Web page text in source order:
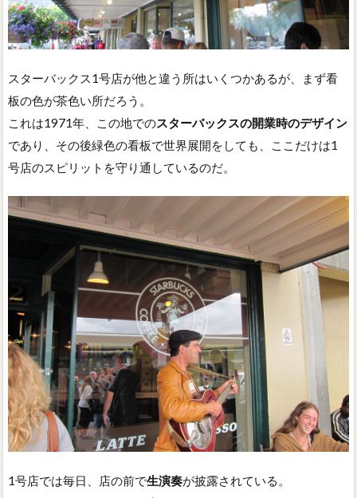
スターバックス1号店が他と違う所はいくつかあるが、まず看
板の色が茶色い所だろう。
これは1971年、この地でのスターバックスの開業時のデザイン
であり、その後緑色の看板で世界展開をしても、ここだけは1
号店のスピリットを守り通しているのだ。
1号店では毎日、店の前で生演奏が披露されている。